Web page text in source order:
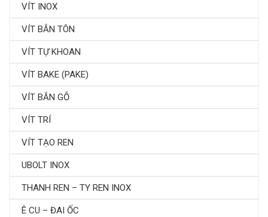
VÍT INOX
VÍT BẮN TÔN
VÍT TỰ KHOAN
VÍT BAKE (PAKE)
VÍT BẮN GỖ
VÍT TRÍ
VÍT TẠO REN
UBOLT INOX
THANH REN – TY REN INOX
Ê CU – ĐAI ỐC